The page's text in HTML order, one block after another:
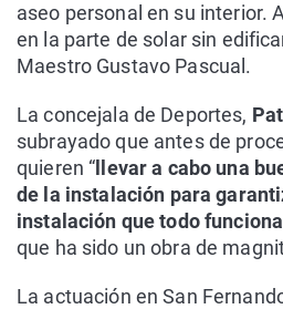
aseo personal en su interior.
en la parte de solar sin
Maestro Gustavo Pascual.
La concejala de Deportes,
subrayado que antes de
quieren “ llevar a cabo una
de la instalación para
instalación que todo
que ha sido un obra de
La actuación en San